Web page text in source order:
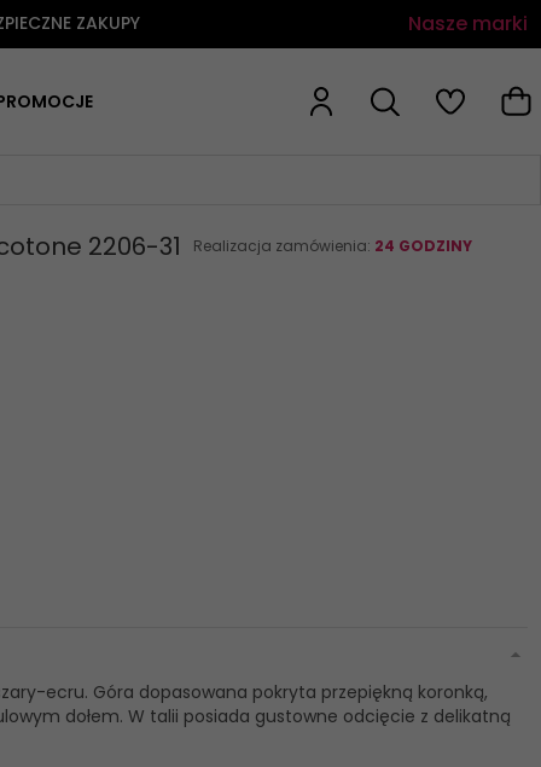
ZAKUPY Nasze marki
2206-31 Realizacja zamówienia: 24 GODZINY
ecru. Góra dopasowana pokryta przepiękną koronką,
dołem. W talii posiada gustowne odcięcie z delikatną